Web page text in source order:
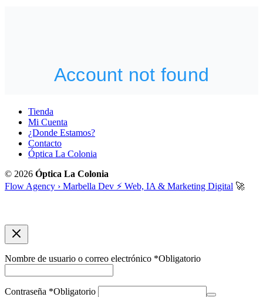
Tienda
Mi Cuenta
¿Donde Estamos?
Contacto
Óptica La Colonia
© 2026 Óptica La Colonia
Flow Agency › Marbella Dev ⚡️ Web, IA & Marketing Digital 🚀
Nombre de usuario o correo electrónico *Obligatorio
Contraseña *Obligatorio